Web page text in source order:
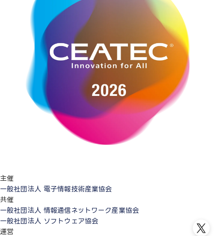
主催
一般社団法人 電子情報技術産業協会
共催
一般社団法人 情報通信ネットワーク産業協会
一般社団法人 ソフトウェア協会
運営